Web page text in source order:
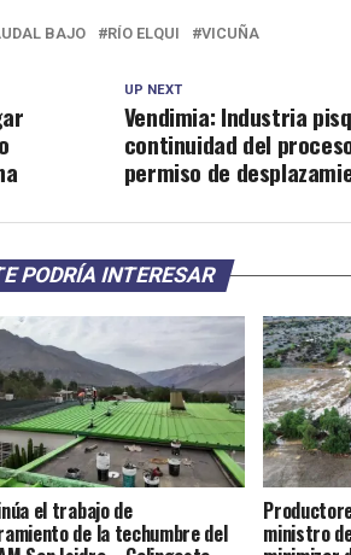
BAJO RÍO ELQUI VICUÑA
UP NEXT
Vendimia: Industria
continuidad del
permiso de
PODRÍA INTERESAR
el trabajo de
de la techumbre del ministro